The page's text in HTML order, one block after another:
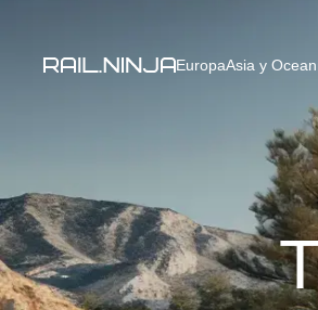
EuropaAsia y